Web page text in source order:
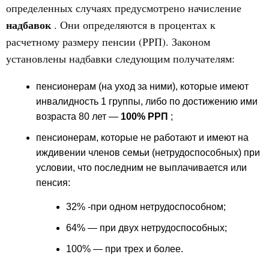
определенных случаях предусмотрено начисление
надбавок . Они определяются в процентах к
расчетному размеру пенсии (РРП). Законом
установлены надбавки следующим получателям:
пенсионерам (на уход за ними), которые имеют
инвалидность 1 группы, либо по достижению ими
возраста 80 лет — 100% РРП ;
пенсионерам, которые не работают и имеют на
иждивении членов семьи (нетрудоспособных) при
условии, что последним не выплачивается или
пенсия:
32% -при одном нетрудоспособном;
64% — при двух нетрудоспособных;
100% — при трех и более.